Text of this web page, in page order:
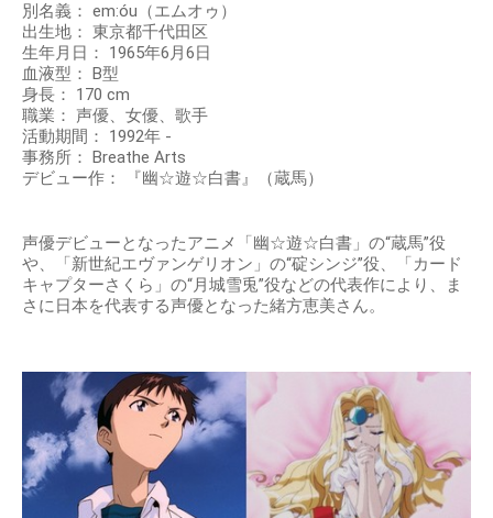
別名義： em:óu（エムオゥ）
出生地： 東京都千代田区
生年月日： 1965年6月6日
血液型： B型
身長： 170 cm
職業： 声優、女優、歌手
活動期間： 1992年 -
事務所： Breathe Arts
デビュー作： 『幽☆遊☆白書』（蔵馬）
声優デビューとなったアニメ「幽☆遊☆白書」の“蔵馬”役
や、「新世紀エヴァンゲリオン」の“碇シンジ”役、「カード
キャプターさくら」の“月城雪兎”役などの代表作により、ま
さに日本を代表する声優となった緒方恵美さん。